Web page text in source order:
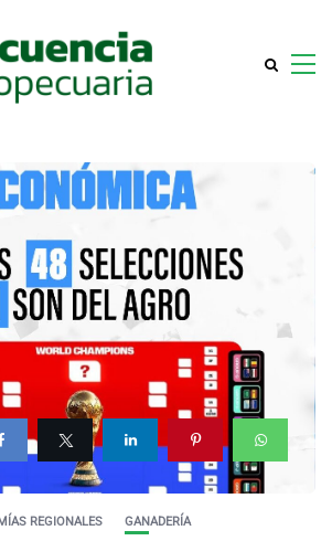
REGIONALES GANADERÍA